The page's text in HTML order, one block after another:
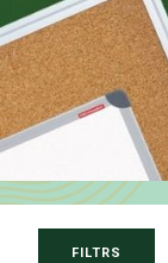
FILTRS